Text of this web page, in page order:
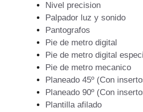
Nivel precision
Palpador luz y sonido
Pantografos
Pie de metro digital
Pie de metro digital
Pie de metro mecanico
Planeado 45º (Con
Planeado 90º (Con
Plantilla afilado